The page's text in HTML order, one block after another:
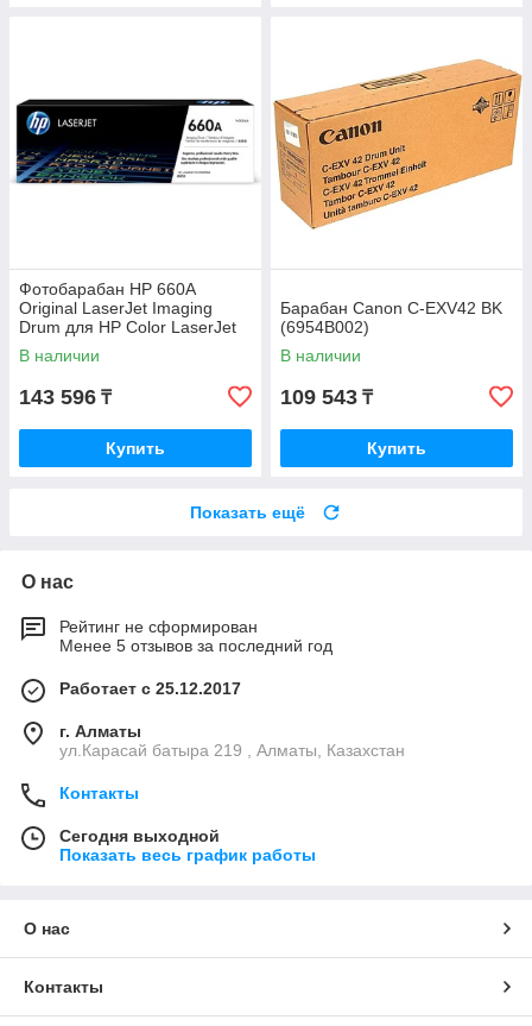
Фотобарабан HP 660A
Original LaserJet Imaging
Drum для HP Color LaserJet
M751 W2004A
В наличии
143 596 ₸
Купить
Барабан Canon C-EXV42 BK
(6954B002)
В наличии
109 543 ₸
Купить
Показать ещё
О нас
Рейтинг не сформирован
Менее 5 отзывов за последний год
Работает с 25.12.2017
г. Алматы
ул.Карасай батыра 219 , Алматы, Казахстан
Контакты
Сегодня выходной
Показать весь график работы
О нас
Контакты